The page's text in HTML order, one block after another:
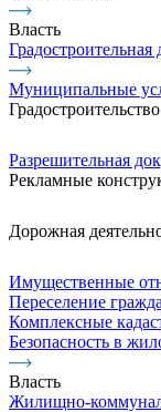
Власть
Муниципальные
Градостроительство
Разрешительная
Рекламные
Дорожная
Имущественные
Переселение
Комплексные
Безопасность в
Власть
Жилищно-